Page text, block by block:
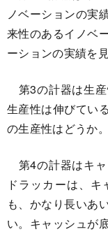
ノベーションの実
来性のあるイノベ
ーションの実績を
第3の計器は生
生産性は伸びてい
の生産性はどうか。
第4の計器はキャ
ドラッカーは、
も、かなり長いあ
い。キャッシュが